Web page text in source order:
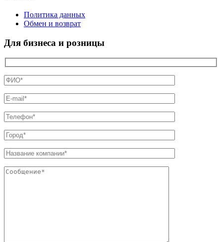
Политика данных
Обмен и возврат
Для бизнеса и розницы